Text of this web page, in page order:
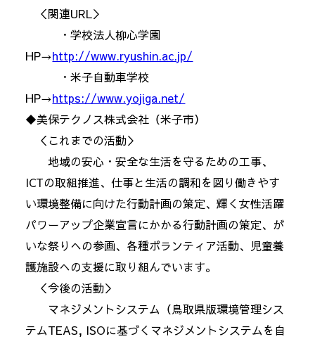
＜関連URL＞
・学校法人柳心学園
HP→http://www.ryushin.ac.jp/
・米子自動車学校
HP→https://www.yojiga.net/
◆美保テクノス株式会社（米子市）
＜これまでの活動＞
地域の安心・安全な生活を守るための工事、
ICTの取組推進、仕事と生活の調和を図り働きやす
い環境整備に向けた行動計画の策定、輝く女性活躍
パワーアップ企業宣言にかかる行動計画の策定、が
いな祭りへの参画、各種ボランティア活動、児童養
護施設への支援に取り組んでいます。
＜今後の活動＞
マネジメントシステム（鳥取県版環境管理シス
テムTEAS, ISOに基づくマネジメントシステムを自